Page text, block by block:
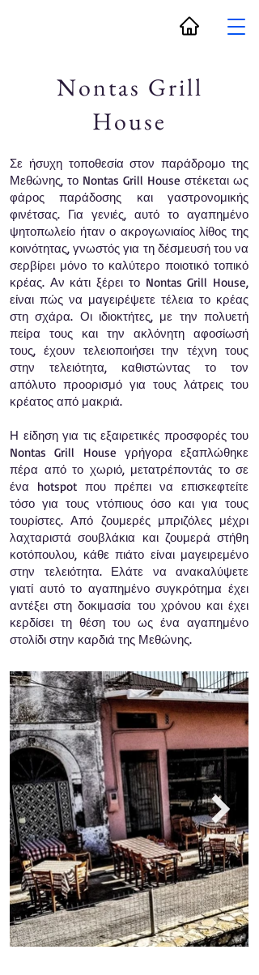
Nontas Grill
House
Σε ήσυχη τοποθεσία στον παράδρομο της
Μεθώνης, το Nontas Grill House στέκεται ως
φάρος παράδοσης και γαστρονομικής
φινέτσας. Για γενιές, αυτό το αγαπημένο
ψητοπωλείο ήταν ο ακρογωνιαίος λίθος της
κοινότητας, γνωστός για τη δέσμευσή του να
σερβίρει μόνο το καλύτερο ποιοτικό τοπικό
κρέας. Αν κάτι ξέρει το Nontas Grill House,
είναι πώς να μαγειρέψετε τέλεια το κρέας
στη σχάρα. Οι ιδιοκτήτες, με την πολυετή
πείρα τους και την ακλόνητη αφοσίωσή
τους, έχουν τελειοποιήσει την τέχνη τους
στην τελειότητα, καθιστώντας το τον
απόλυτο προορισμό για τους λάτρεις του
κρέατος από μακριά.
Η είδηση για τις εξαιρετικές προσφορές του
Nontas Grill House γρήγορα εξαπλώθηκε
πέρα από το χωριό, μετατρέποντάς το σε
ένα hotspot που πρέπει να επισκεφτείτε
τόσο για τους ντόπιους όσο και για τους
τουρίστες. Από ζουμερές μπριζόλες μέχρι
λαχταριστά σουβλάκια και ζουμερά στήθη
κοτόπουλου, κάθε πιάτο είναι μαγειρεμένο
στην τελειότητα. Ελάτε να ανακαλύψετε
γιατί αυτό το αγαπημένο συγκρότημα έχει
αντέξει στη δοκιμασία του χρόνου και έχει
κερδίσει τη θέση του ως ένα αγαπημένο
στολίδι στην καρδιά της Μεθώνης.